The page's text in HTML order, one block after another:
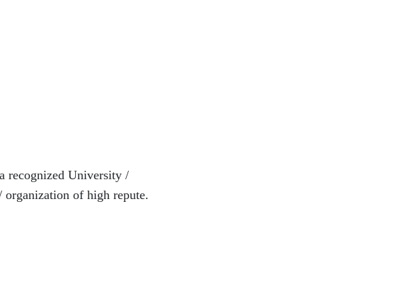
recognized University /
of high repute.